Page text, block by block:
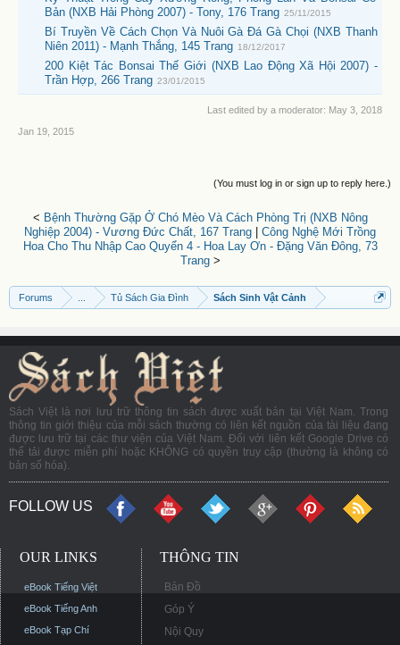
Bản (NXB Hải Phòng 2007) - Tony, 176 Trang 25/11/2015
Bí Truyền Về Cách Chọn Và Nuôi Gà Đá Gà Chọi (NXB Thanh
Niên 2011) - Mạnh Thắng, 145 Trang 18/12/2017
200 Kiệt Tác Bonsai Thế Giới (NXB Lao Động Xã Hội 2007) -
Trần Hợp, 266 Trang 23/01/2015
Last edited by a moderator: May 3, 2018
Jan 19, 2015
(You must log in or sign up to reply here.)
< Bệnh Thường Gặp Ở Chó Mèo Và Cách Phòng Trị (NXB Nông
Nghiệp 2004) - Vương Đức Chất, 167 Trang
Công Nghệ Mới Trồng
Hoa Cho Thu Nhập Cao Quyển 4 - Hoa Lay Ơn - Đặng Văn Đông, 73
Trang>
Forums Tủ Sách Gia Đình Sách Sinh Vật Cảnh
Sách Việt là nơi lưu trữ thông tin sách được xuất bản tại Việt Nam. Trong
thông tin giới thiệu của mỗi sách thường có liên kết nguồn của tài liệu đang
được lưu trữ tại các thư viện của Việt Nam. Đối với liên kết Google Drive có
thể tải được miễn phí hoặc KHÔNG có quyền truy cập (thường là không có
bản số hóa).
FOLLOW US
OUR LINKS
eBook Tiếng Việt
eBook Tiếng Anh
eBook Tạp Chí
THÔNG TIN
Bản Đồ
Góp Ý
Nội Quy